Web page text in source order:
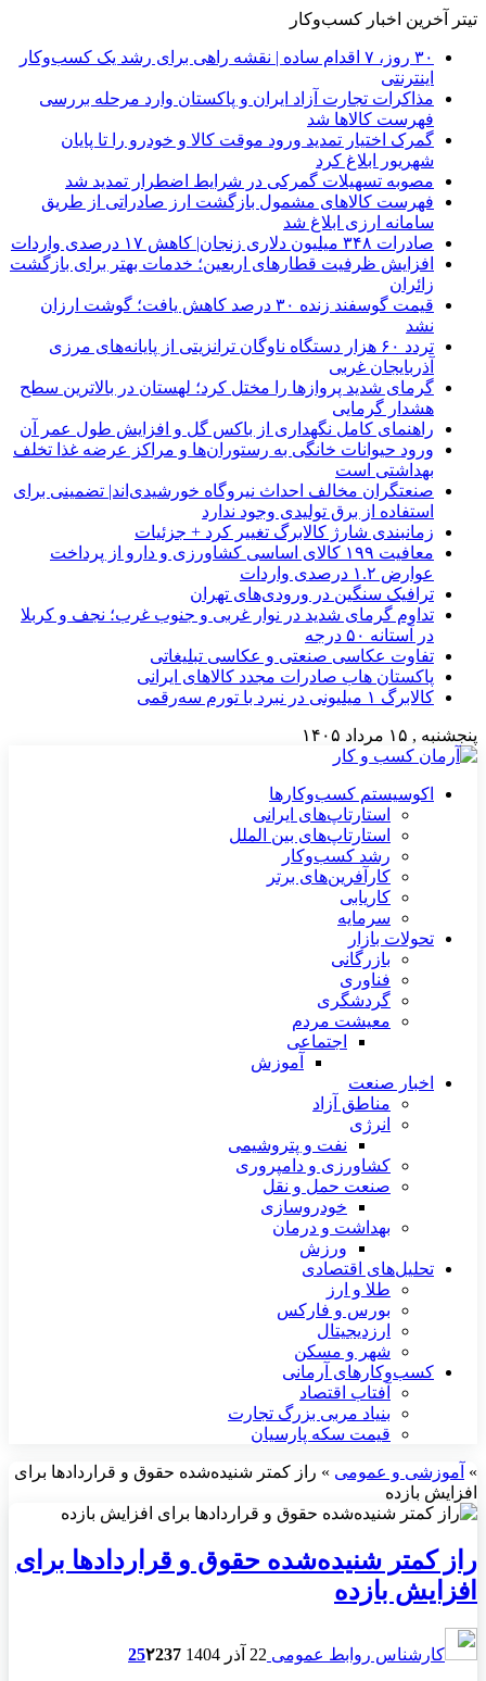
تیتر آخرین اخبار کسب‌وکار
۳۰ روز، ۷ اقدام ساده | نقشه راهی برای رشد یک کسب‌وکار
اینترنتی
مذاکرات تجارت آزاد ایران و پاکستان وارد مرحله بررسی
فهرست کالاها شد
گمرک اختیار تمدید ورود موقت کالا و خودرو را تا پایان
شهریور ابلاغ کرد
مصوبه تسهیلات گمرکی در شرایط اضطرار تمدید شد
فهرست کالاهای مشمول بازگشت ارز صادراتی از طریق
سامانه ارزی ابلاغ شد
صادرات ۳۴۸ میلیون دلاری زنجان| ‌کاهش ۱۷ درصدی واردات
افزایش ظرفیت قطارهای اربعین؛ خدمات بهتر برای بازگشت
زائران
قیمت گوسفند زنده ۳۰ درصد کاهش یافت؛ گوشت ارزان
نشد
تردد ۶۰ هزار دستگاه ناوگان ترانزیتی از پایانه‌های مرزی
آذربایجان ‌غربی
گرمای شدید پروازها را مختل کرد؛ لهستان در بالاترین سطح
هشدار گرمایی
راهنمای کامل نگهداری از باکس گل و افزایش طول عمر آن
ورود حیوانات خانگی به رستوران‌ها و مراکز عرضه غذا تخلف
بهداشتی است
صنعتگران مخالف احداث نیروگاه خورشیدی‌اند| تضمینی برای
استفاده از برق تولیدی وجود ندارد
زمانبندی شارژ کالابرگ تغییر کرد + جزئیات
معافیت ۱۹۹ کالای اساسی کشاورزی و دارو از پرداخت
عوارض ۱.۲ درصدی واردات
ترافیک سنگین در ورودی‌های تهران
تداوم گرمای شدید در نوار غربی و جنوب غرب؛ نجف و کربلا
در آستانه ۵۰ درجه
تفاوت عکاسی صنعتی و عکاسی تبلیغاتی
پاکستان هاب صادرات مجدد کالاهای ایرانی
کالابرگ ۱ میلیونی در نبرد با تورم سه‌رقمی
پنجشنبه , ۱۵ مرداد ۱۴۰۵
اکوسیستم کسب‌وکارها
استارتاپ‌های ایرانی
استارتاپ‌های بین الملل
رشد کسب‌وکار
کارآفرین‌های برتر
کاریابی
سرمایه
تحولات بازار
بازرگانی
فناوری
گردشگری
معیشت مردم
اجتماعی
آموزش
اخبار صنعت
مناطق آزاد
انرژی
نفت و پتروشیمی
کشاورزی و دامپروری
صنعت حمل و نقل
خودروسازی
بهداشت و درمان
ورزش
تحلیل‌های اقتصادی
طلا و ارز
بورس و فارکس
ارزدیجیتال
شهر و مسکن
کسب‌وکارهای آرمانی
آفتاب اقتصاد
بنیاد مربی بزرگ تجارت
قیمت سکه پارسیان
» آموزشی و عمومی » راز کمتر شنیده‌شده حقوق و قراردادها برای
افزایش بازده
راز کمتر شنیده‌شده حقوق و قراردادها برای
افزایش بازده
کارشناس روابط عمومی 22 آذر 1404 25۲237